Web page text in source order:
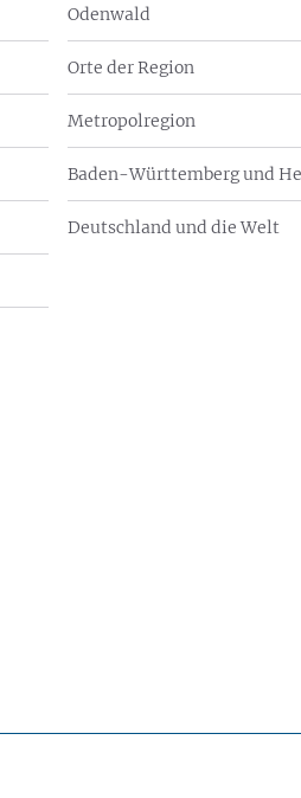
Odenwald
Orte der Region
Metropolregion
Baden-Württemberg und
Deutschland und die Welt